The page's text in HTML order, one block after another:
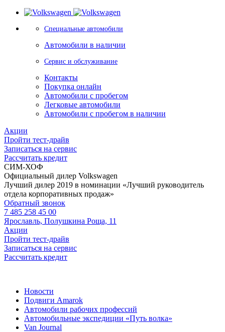
Специальные автомобили
Автомобили в наличии
Сервис и обслуживание
Контакты
Покупка онлайн
Автомобили с пробегом
Легковые автомобили
Автомобили с пробегом в наличии
Акции
Пройти тест-драйв
Записаться на сервис
Рассчитать кредит
СИМ-ХОФ
Официальный дилер Volkswagen
Лучший дилер 2019 в номинации «Лучший руководитель
отдела корпоративных продаж»
Обратный звонок
7 485 258 45 00
Ярославль, Полушкина Роща, 11
Акции
Пройти тест-драйв
Записаться на сервис
Рассчитать кредит
Новости
Подвиги Amarok
Автомобили рабочих профессий
Автомобильные экспедиции «Путь волка»
Van Journal